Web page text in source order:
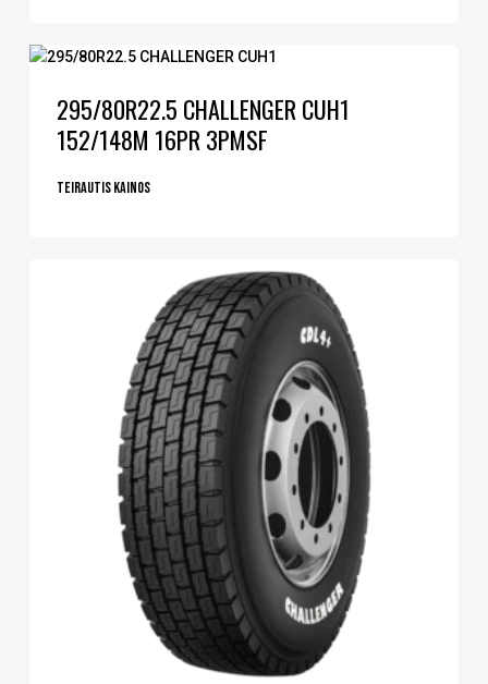
295/80R22.5 CHALLENGER CUH1
152/148M 16PR 3PMSF
Teirautis kainos